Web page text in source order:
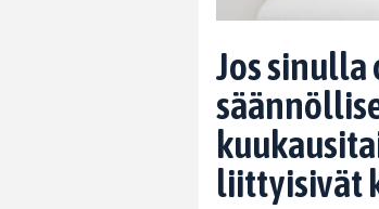
Jos sinulla
liittyisivät